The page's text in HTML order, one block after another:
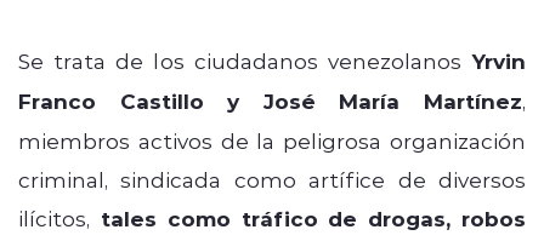
Se trata de los ciudadanos venezolanos Yrvin
Franco Castillo y José María Martínez,
miembros activos de la peligrosa organización
criminal, sindicada como artífice de diversos
ilícitos, tales como tráfico de drogas, robos